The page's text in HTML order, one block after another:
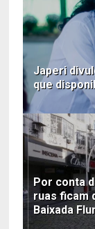
Japeri
que
Por conta
ruas ficam
Baixada